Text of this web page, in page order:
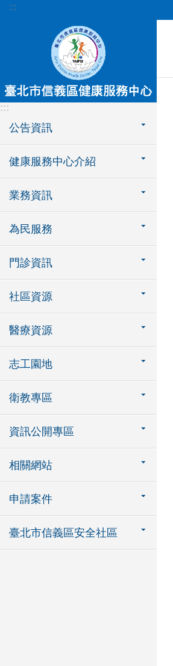
跳到主要內容區塊
:::
:::
公告資訊
健康服務中心介紹
業務資訊
為民服務
門診資訊
社區資源
醫療資源
志工園地
衛教專區
資訊公開專區
相關網站
申請案件
臺北市信義區安全社區